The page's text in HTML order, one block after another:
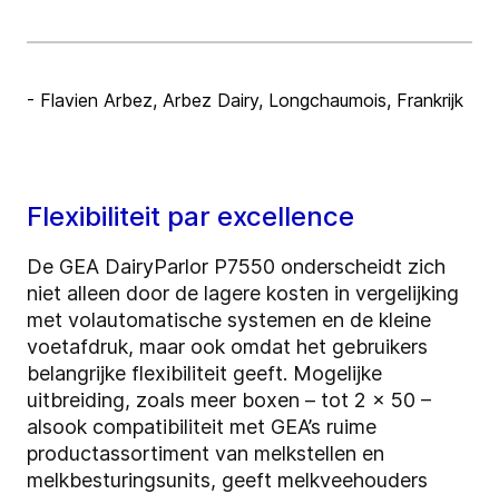
- Flavien Arbez, Arbez Dairy, Longchaumois, Frankrijk
Flexibiliteit par excellence
De GEA DairyParlor P7550 onderscheidt zich
niet alleen door de lagere kosten in vergelijking
met volautomatische systemen en de kleine
voetafdruk, maar ook omdat het gebruikers
belangrijke flexibiliteit geeft. Mogelijke
uitbreiding, zoals meer boxen – tot 2 x 50 –
alsook compatibiliteit met GEA’s ruime
productassortiment van melkstellen en
melkbesturingsunits, geeft melkveehouders